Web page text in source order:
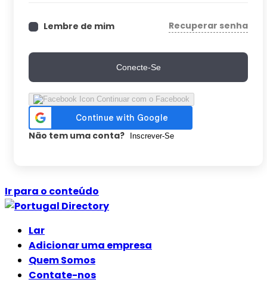
Lembre de mim Recuperar senha
Conecte-Se
Continuar com o Facebook
Não tem uma conta? Inscrever-Se
Ir para o conteúdo
Lar
Adicionar uma empresa
Quem Somos
Contate-nos